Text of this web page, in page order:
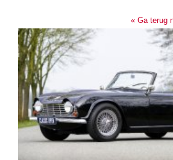
« Ga terug